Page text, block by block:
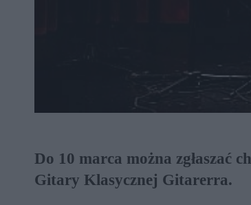
Do 10 marca można zgłaszać
Gitary Klasycznej Gitarerra.